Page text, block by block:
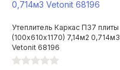
Утеплитель Каркас П37 плиты
(100х610х1170) 7,14м2 0,714м3
Vetonit 68196